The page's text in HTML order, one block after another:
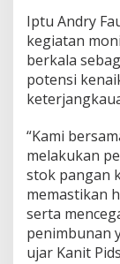
Iptu Andry
kegiatan
berkala
potensi
“Kami
melakukan
stok pangan
memastikan
serta
penimbunan
ujar Kanit